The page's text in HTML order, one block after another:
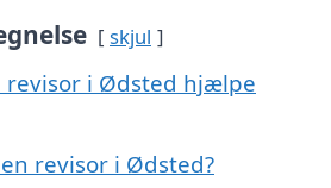
skjul
revisor i Ødsted hjælpe
revisor i Ødsted?